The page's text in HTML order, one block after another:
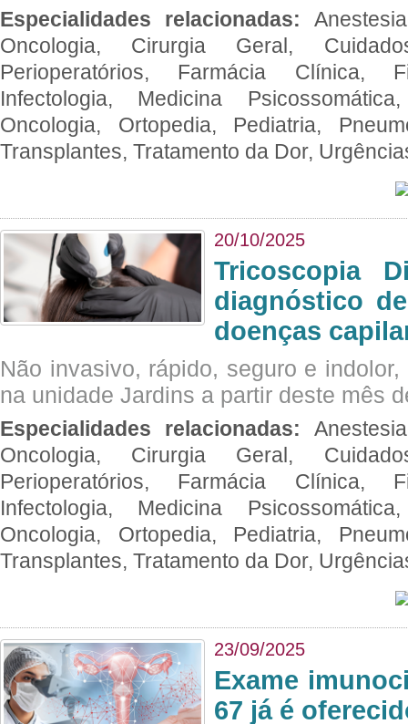
Especialidades relacionadas:
Oncologia, Cirurgia Geral,
Perioperatórios, Farmácia Clínica,
Infectologia, Medicina
Oncologia, Ortopedia, Pediatria,
Transplantes, Tratamento da Dor,
20/10/2025
Tricoscopia
diagnóstico
doenças
Não invasivo, rápido, seguro e
na unidade Jardins a partir deste mês
Especialidades relacionadas:
Oncologia, Cirurgia Geral,
Perioperatórios, Farmácia Clínica,
Infectologia, Medicina
Oncologia, Ortopedia, Pediatria,
Transplantes, Tratamento da Dor,
23/09/2025
Exame
67 já é